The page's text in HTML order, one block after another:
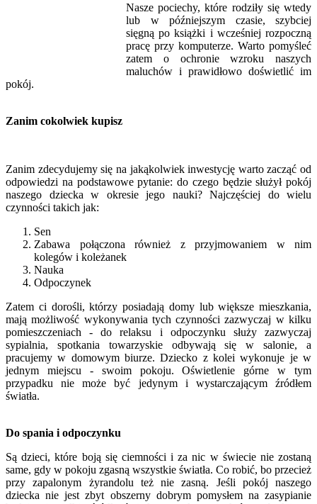
Nasze pociechy, które rodziły się wtedy
lub w późniejszym czasie, szybciej
sięgną po książki i wcześniej rozpoczną
pracę przy komputerze. Warto pomyśleć
zatem o ochronie wzroku naszych
maluchów i prawidłowo doświetlić im
pokój.
Zanim cokolwiek kupisz
Zanim zdecydujemy się na jakąkolwiek inwestycję warto zacząć od
odpowiedzi na podstawowe pytanie: do czego będzie służył pokój
naszego dziecka w okresie jego nauki? Najczęściej do wielu
czynności takich jak:
Sen
Zabawa połączona również z przyjmowaniem w nim
kolegów i koleżanek
Nauka
Odpoczynek
Zatem ci dorośli, którzy posiadają domy lub większe mieszkania,
mają możliwość wykonywania tych czynności zazwyczaj w kilku
pomieszczeniach - do relaksu i odpoczynku służy zazwyczaj
sypialnia, spotkania towarzyskie odbywają się w salonie, a
pracujemy w domowym biurze. Dziecko z kolei wykonuje je w
jednym miejscu - swoim pokoju. Oświetlenie górne w tym
przypadku nie może być jedynym i wystarczającym źródłem
światła.
Do spania i odpoczynku
Są dzieci, które boją się ciemności i za nic w świecie nie zostaną
same, gdy w pokoju zgasną wszystkie światła. Co robić, bo przecież
przy zapalonym żyrandolu też nie zasną. Jeśli pokój naszego
dziecka nie jest zbyt obszerny dobrym pomysłem na zasypianie